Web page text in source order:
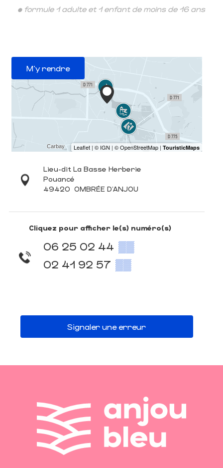
• formule 1 adulte et 1 enfant de moins de 16 ans
M'y rendre
Lieu-dit La Basse Herberie
Pouancé
49420 OMBRÉE D'ANJOU
Cliquez pour afficher le(s) numéro(s)
06 25 02 44 ▒▒
02 41 92 57 ▒▒
Signaler une erreur